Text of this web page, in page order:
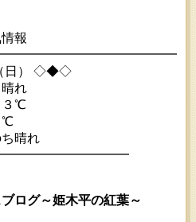
報
日） ◇◆◇
れ
３℃
℃
晴れ
ログ～姫木平の紅葉～